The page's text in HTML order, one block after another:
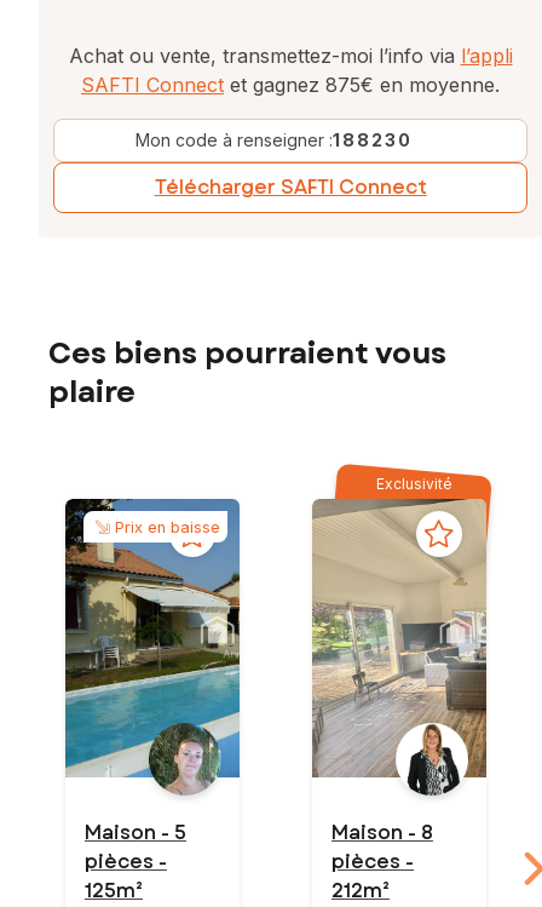
Achat ou vente, transmettez-moi l’info via l’appli
SAFTI Connect et gagnez 875€ en moyenne.
Mon code à renseigner :188230
Télécharger SAFTI Connect
Ces biens pourraient vous
plaire
Prix en baisse
Maison - 5
pièces -
125m²
Exclusivité
Maison - 8
pièces -
212m²